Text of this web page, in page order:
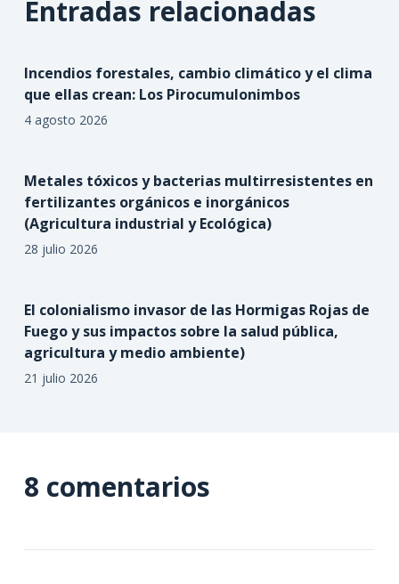
Entradas relacionadas
Incendios forestales, cambio climático y el clima
que ellas crean: Los Pirocumulonimbos
4 agosto 2026
Metales tóxicos y bacterias multirresistentes en
fertilizantes orgánicos e inorgánicos
(Agricultura industrial y Ecológica)
28 julio 2026
El colonialismo invasor de las Hormigas Rojas de
Fuego y sus impactos sobre la salud pública,
agricultura y medio ambiente)
21 julio 2026
8 comentarios